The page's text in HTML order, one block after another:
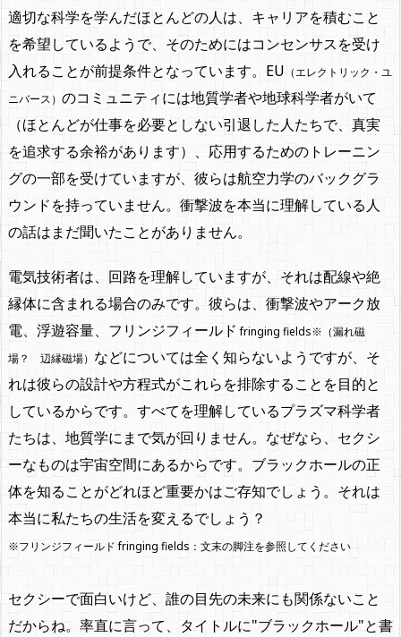
適切な科学を学んだほとんどの人は、キャリアを積むこと
を希望しているようで、そのためにはコンセンサスを受け
入れることが前提条件となっています。EU （エレクトリック・ユ
ニバース） のコミュニティには地質学者や地球科学者がいて
（ほとんどが仕事を必要としない引退した人たちで、真実
を追求する余裕があります）、応用するためのトレーニン
グの一部を受けていますが、彼らは航空力学のバックグラ
ウンドを持っていません。衝撃波を本当に理解している人
の話はまだ聞いたことがありません。
電気技術者は、回路を理解していますが、それは配線や絶
縁体に含まれる場合のみです。彼らは、衝撃波やアーク放
電、浮遊容量、フリンジフィールド fringing fields※（漏れ磁
場？ 辺縁磁場） などについては全く知らないようですが、そ
れは彼らの設計や方程式がこれらを排除することを目的と
しているからです。すべてを理解しているプラズマ科学者
たちは、地質学にまで気が回りません。なぜなら、セクシ
ーなものは宇宙空間にあるからです。ブラックホールの正
体を知ることがどれほど重要かはご存知でしょう。それは
本当に私たちの生活を変えるでしょう？
※フリンジフィールド fringing fields：文末の脚注を参照してください
セクシーで面白いけど、誰の目先の未来にも関係ないこと
だからね。率直に言って、タイトルに"ブラックホール"と書